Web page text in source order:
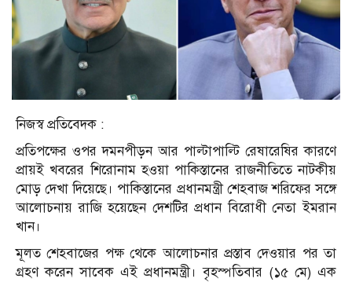
নিজস্ব প্রতিবেদক :
প্রতিপক্ষের ওপর দমনপীড়ন আর পাল্টাপাল্টি রেষারেষির কারণে
প্রায়ই খবরের শিরোনাম হওয়া পাকিস্তানের রাজনীতিতে নাটকীয়
মোড় দেখা দিয়েছে। পাকিস্তানের প্রধানমন্ত্রী শেহবাজ শরিফের সঙ্গে
আলোচনায় রাজি হয়েছেন দেশটির প্রধান বিরোধী নেতা ইমরান
খান।
মূলত শেহবাজের পক্ষ থেকে আলোচনার প্রস্তাব দেওয়ার পর তা
গ্রহণ করেন সাবেক এই প্রধানমন্ত্রী। বৃহস্পতিবার (১৫ মে) এক